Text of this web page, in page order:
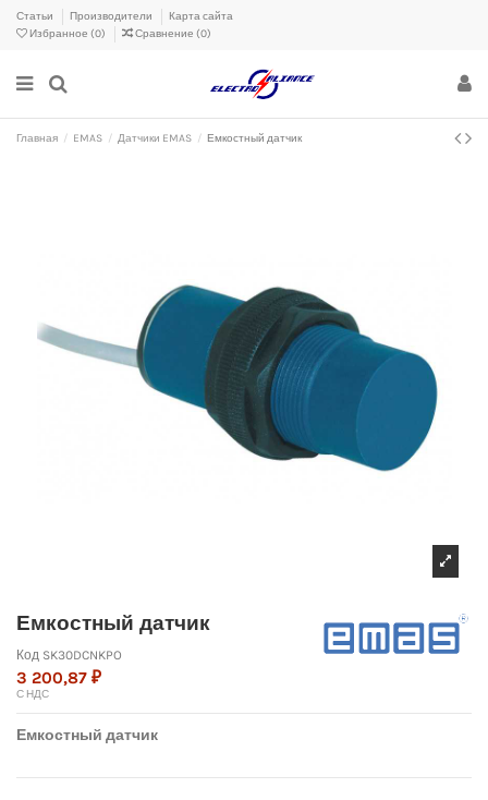
Статьи Производители
Карта сайта
Избранное (0) Сравнение (0)
Главная EMAS Датчики EMAS Емкостный датчик
Емкостный датчик
Код SK30DCNKPO
3 200,87 ₽
С НДС
Емкостный датчик